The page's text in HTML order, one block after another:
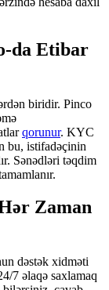
da Etibar
biridir. Pinco
qorunur. KYC
bu, istifadəçinin
Sənədləri təqdim
Zaman
dəstək xidməti
7 əlaqə saxlamaq